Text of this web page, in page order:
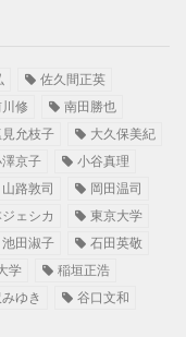
佐久間正英
修
南田勝也
允枝子
大久保美紀
京子
小谷真理
山路敦司
岡田温司
ェシカ
東京大学
池田淑子
石田英敬
学
稲垣正浩
ゆき
谷口文和